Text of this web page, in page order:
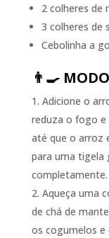
2 colheres de
3 colheres de
Cebolinha a
👨‍🍳
Adicione o
reduza o fogo e
até que o arroz
para uma tigela
completamente.
Aqueça uma
de chá de
os cogumelos